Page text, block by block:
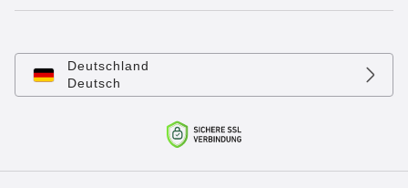
Deutschland
Deutsch